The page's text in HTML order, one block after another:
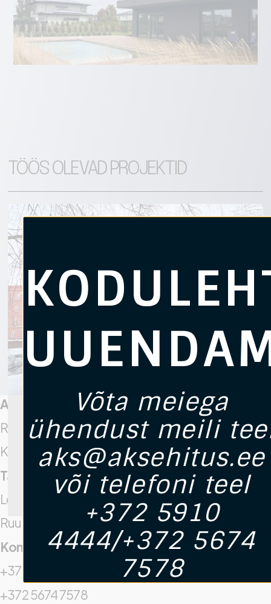
TÖÖS OLEVAD PROJEKTID
A.K.S Construction OÜ
Registrikood: 16942537
KMKR. Nr: EE102717945
Tartu Kontor
Lõõtsa 5, Tartu
Ruum Nr 222
Kontaktid
+372 5910 4444
+372 5674 7578
Võta meiega
ühendust meili
aks@aksehitus.ee
või telefoni teel
+372 5910
4444/+372 5674
7578